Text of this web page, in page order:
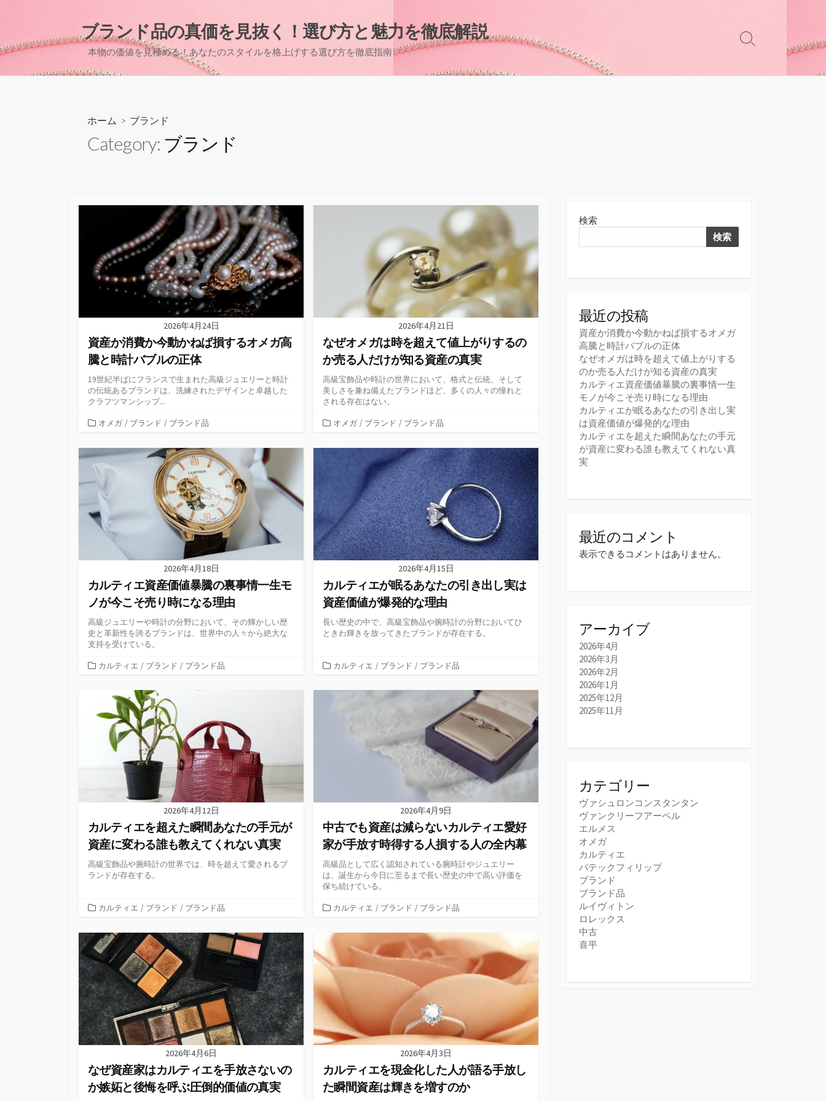
ン
ブランド品の真価を見抜く！選び方と魅力を徹底解説
本物の価値を見極める！あなたのスタイルを格上げする選び方を徹底指南
検
ホーム > ブランド
Category: ブランド
2026年4月24日
資産か消費か今動かねば損するオメガ高
騰と時計バブルの正体
19世紀半ばにフランスで生まれた高級ジュエリーと時計
の伝統あるブランドは、洗練されたデザインと卓越した
クラフツマンシップ...
カ
ゴ
リ
ー
オメガ / ブランド / ブランド品
2026年4月21日
なぜオメガは時を超えて値上がりするの
か売る人だけが知る資産の真実
高級宝飾品や時計の世界において、格式と伝統、そして
美しさを兼ね備えたブランドほど、多くの人々の憧れと
される存在はない。
カ
ゴ
オメガ / ブランド / ブランド品
2026年4月18日
カルティエ資産価値暴騰の裏事情一生モ
ノが今こそ売り時になる理由
高級ジュエリーや時計の分野において、その輝かしい歴
史と革新性を誇るブランドは、世界中の人々から絶大な
支持を受けている。
カ
ー
カルティエ / ブランド / ブランド品
2026年4月15日
カルティエが眠るあなたの引き出し実は
資産価値が爆発的な理由
長い歴史の中で、高級宝飾品や腕時計の分野においてひ
ときわ輝きを放ってきたブランドが存在する。
カ
ゴ
カルティエ / ブランド / ブランド品
2026年4月12日
カルティエを超えた瞬間あなたの手元が
資産に変わる誰も教えてくれない真実
高級宝飾品や腕時計の世界では、時を超えて愛されるブ
ランドが存在する。
カ
ゴ
リ
ー
カルティエ / ブランド / ブランド品
2026年4月9日
中古でも資産は減らないカルティエ愛好
家が手放す時得する人損する人の全内幕
高級品として広く認知されている腕時計やジュエリー
は、誕生から今日に至るまで長い歴史の中で高い評価を
保ち続けている。
カ
ゴ
リ
ー
カルティエ / ブランド / ブランド品
2026年4月6日
なぜ資産家はカルティエを手放さないの
か嫉妬と後悔を呼ぶ圧倒的価値の真実
2026年4月3日
カルティエを現金化した人が語る手放し
た瞬間資産は輝きを増すのか
検索
検索
最近の投稿
資産か消費か今動かねば損するオメガ
高騰と時計バブルの正体
なぜオメガは時を超えて値上がりする
のか売る人だけが知る資産の真実
カルティエ資産価値暴騰の裏事情一生
モノが今こそ売り時になる理由
カルティエが眠るあなたの引き出し実
は資産価値が爆発的な理由
カルティエを超えた瞬間あなたの手元
が資産に変わる誰も教えてくれない真
実
最近のコメント
表示できるコメントはありません。
アーカイブ
2026年4月
2026年3月
2026年2月
2026年1月
2025年12月
2025年11月
カテゴリー
ヴァシュロンコンスタンタン
ヴァンクリーフアーペル
エルメス
オメガ
カルティエ
パテックフィリップ
ブランド
ブランド品
ルイヴィトン
ロレックス
中古
喜平